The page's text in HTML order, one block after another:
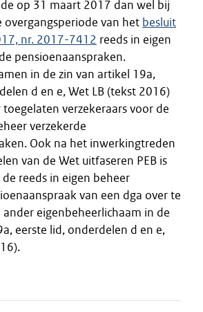
op 31 maart 2017 dan wel bij
overgangsperiode van het besluit
nr. 2017-7412 reeds in eigen
pensioenaanspraken.
in de zin van artikel 19a,
d en e, Wet LB (tekst 2016)
verzekeraars voor de
verzekerde
Ook na het inwerkingtreden
van de Wet uitfaseren PEB is
reeds in eigen beheer
van een dga over te
eigenbeheerlichaam in de
eerste lid, onderdelen d en e,